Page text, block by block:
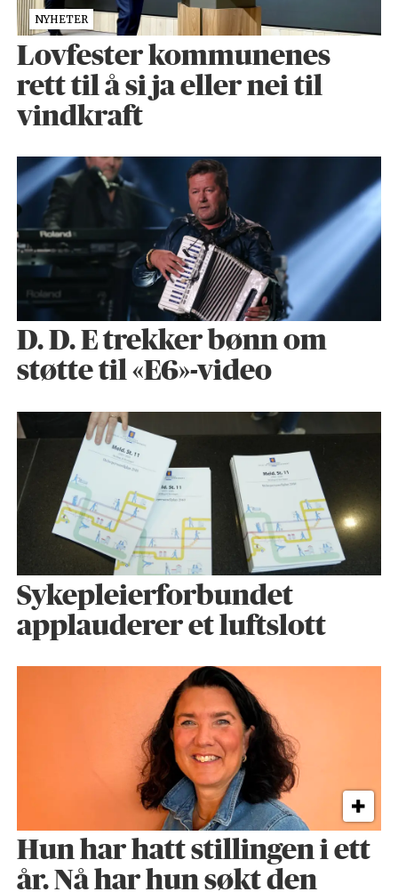
NYHETER
Lovfester kommunenes
rett til å si ja eller nei til
vindkraft
D. D. E trekker bønn om
støtte til «E6»-video
Sykepleier­forbundet
applauderer et luftslott
Hun har hatt stillingen i ett
år. Nå har hun søkt den